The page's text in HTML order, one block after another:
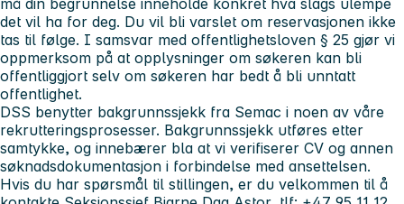
det vil ha for deg. Du vil bli varslet om reservasjonen ikke
tas til følge. I samsvar med offentlighetsloven § 25 gjør vi
oppmerksom på at opplysninger om søkeren kan bli
offentliggjort selv om søkeren har bedt å bli unntatt
offentlighet.
DSS benytter bakgrunnssjekk fra Semac i noen av våre
rekrutteringsprosesser. Bakgrunnssjekk utføres etter
samtykke, og innebærer bla at vi verifiserer CV og annen
søknadsdokumentasjon i forbindelse med ansettelsen.
Hvis du har spørsmål til stillingen, er du velkommen til å